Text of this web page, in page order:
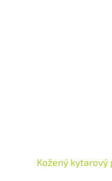
Kožený kytarový